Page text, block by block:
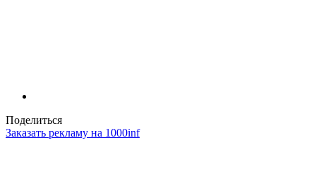
Поделиться
Заказать рекламу на 1000inf